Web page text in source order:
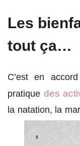
Les
tout ça…
C’est en
pratique des
la natation, la